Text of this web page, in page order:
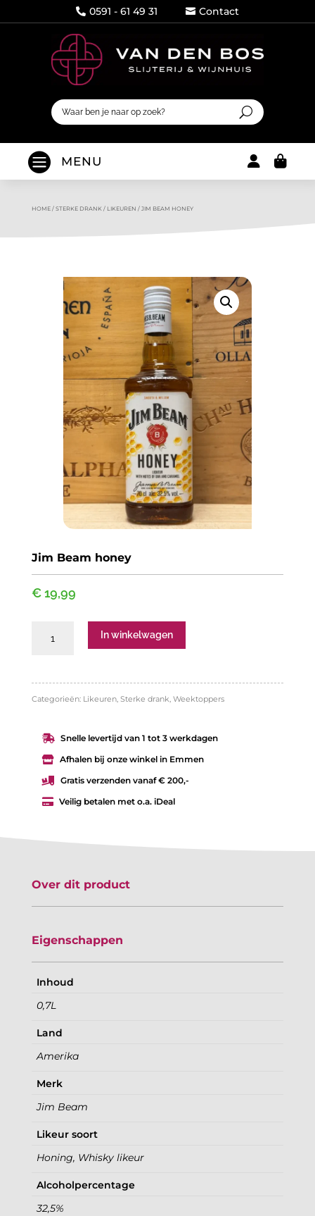
 0591 - 61 49 31  Contact
 MENU 
HOME/ STERKE DRANK / LIKEUREN / JIM BEAM HONEY
Jim Beam honey
€19,99
aantal
In winkelwagen
Categorieën: Likeuren, Sterke drank, Weektoppers
 Snelle levertijd van 1 tot 3 werkdagen
 Afhalen bij onze winkel in Emmen
 Gratis verzenden vanaf € 200,-
 Veilig betalen met o.a. iDeal
Over dit product
Eigenschappen
Inhoud
0,7L
Land
Amerika
Merk
Jim Beam
Likeur soort
Honing, Whisky likeur
Alcoholpercentage
32,5%